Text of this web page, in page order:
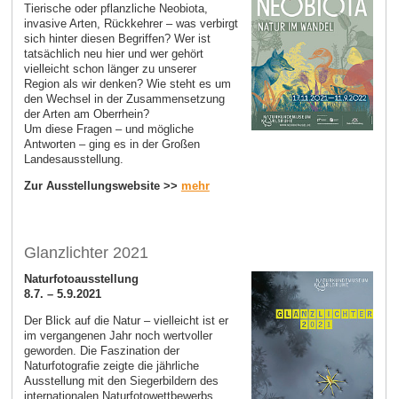
Tierische oder pflanzliche Neobiota,
invasive Arten, Rückkehrer – was verbirgt
sich hinter diesen Begriffen? Wer ist
tatsächlich neu hier und wer gehört
vielleicht schon länger zu unserer
Region als wir denken? Wie steht es um
den Wechsel in der Zusammensetzung
der Arten am Oberrhein?
Um diese Fragen – und mögliche
Antworten – ging es in der Großen
Landesausstellung.
Zur Ausstellungswebsite >> mehr
Glanzlichter 2021
Naturfotoausstellung
8.7. – 5.9.2021
Der Blick auf die Natur – vielleicht ist er
im vergangenen Jahr noch wertvoller
geworden. Die Faszination der
Naturfotografie zeigte die jährliche
Ausstellung mit den Siegerbildern des
internationalen Naturfotowettbewerbs